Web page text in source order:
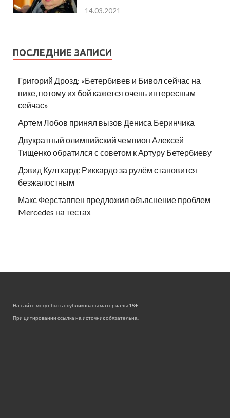
14.03.2021
ПОСЛЕДНИЕ ЗАПИСИ
Григорий Дрозд: «Бетербивев и Бивол сейчас на
пике, потому их бой кажется очень интересным
сейчас»
Артем Лобов принял вызов Дениса Беринчика
Двукратный олимпийский чемпион Алексей
Тищенко обратился с советом к Артуру Бетербиеву
Дэвид Култхард: Риккардо за рулём становится
безжалостным
Макс Ферстаппен предложил объяснение проблем
Mercedes на тестах
На сайте могут быть опубликованы материалы 18+!
При цитировании ссылка на источник обязательна.